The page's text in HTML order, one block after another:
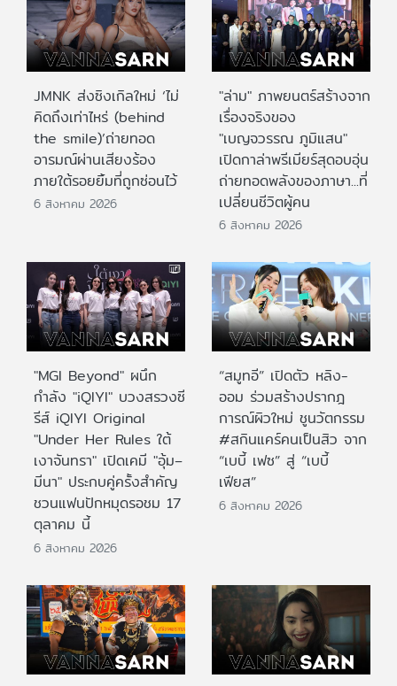
JMNK ส่งซิงเกิลใหม่ ‘ไม่
คิดถึงเท่าไหร่ (behind
the smile)’ถ่ายทอด
อารมณ์ผ่านเสียงร้อง
ภายใต้รอยยิ้มที่ถูกซ่อนไว้
6 สิงหาคม 2026
"ล่าม" ภาพยนตร์สร้างจาก
เรื่องจริงของ
"เบญจวรรณ ภูมิแสน"
เปิดกาล่าพรีเมียร์สุดอบอุ่น
ถ่ายทอดพลังของภาษา...ที่
เปลี่ยนชีวิตผู้คน
6 สิงหาคม 2026
"MGI Beyond" ผนึก
กำลัง "iQIYI" บวงสรวงซี
รีส์ iQIYI Original
"Under Her Rules ใต้
เงาจันทรา" เปิดเคมี "อุ้ม–
มีนา" ประกบคู่ครั้งสำคัญ
ชวนแฟนปักหมุดรอชม 17
ตุลาคม นี้
6 สิงหาคม 2026
“สมูทอี” เปิดตัว หลิง-
ออม ร่วมสร้างปรากฎ
การณ์ผิวใหม่ ชูนวัตกรรม
#สกินแคร์คนเป็นสิว จาก
“เบบี้ เฟซ” สู่ “เบบี้
เฟียส”
6 สิงหาคม 2026